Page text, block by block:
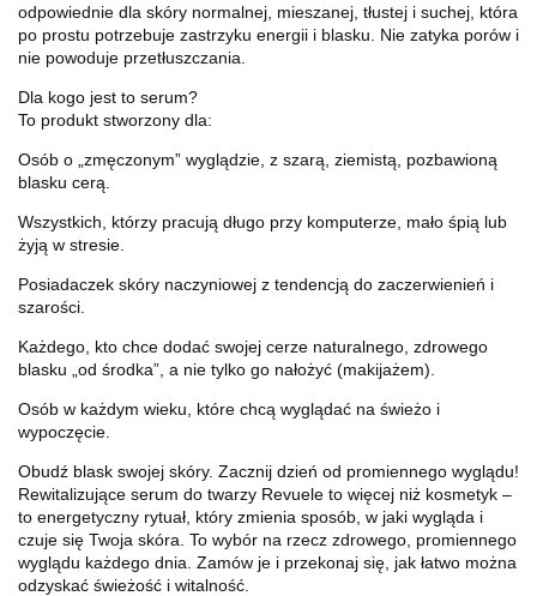
odpowiednie dla skóry normalnej, mieszanej, tłustej i suchej, która
po prostu potrzebuje zastrzyku energii i blasku. Nie zatyka porów i
nie powoduje przetłuszczania.
Dla kogo jest to serum?
To produkt stworzony dla:
Osób o „zmęczonym” wyglądzie, z szarą, ziemistą, pozbawioną
blasku cerą.
Wszystkich, którzy pracują długo przy komputerze, mało śpią lub
żyją w stresie.
Posiadaczek skóry naczyniowej z tendencją do zaczerwienień i
szarości.
Każdego, kto chce dodać swojej cerze naturalnego, zdrowego
blasku „od środka”, a nie tylko go nałożyć (makijażem).
Osób w każdym wieku, które chcą wyglądać na świeżo i
wypoczęcie.
Obudź blask swojej skóry. Zacznij dzień od promiennego wyglądu!
Rewitalizujące serum do twarzy Revuele to więcej niż kosmetyk –
to energetyczny rytuał, który zmienia sposób, w jaki wygląda i
czuje się Twoja skóra. To wybór na rzecz zdrowego, promiennego
wyglądu każdego dnia. Zamów je i przekonaj się, jak łatwo można
odzyskać świeżość i witalność.